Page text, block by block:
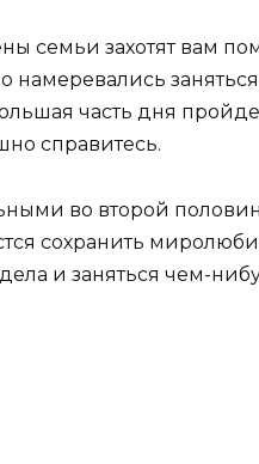
семьи захотят вам
намеревались
часть дня
справитесь.
во второй
сохранить
и заняться чем-